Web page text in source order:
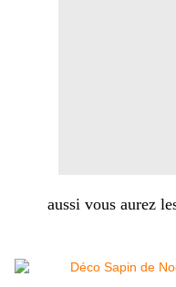
aussi vous aurez